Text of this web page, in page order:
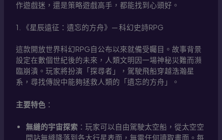
作遊戲迷，還是策略遊戲高手，都能找到心頭好。
1. 《星辰遠征：遺忘的方舟》— 科幻史詩RPG
這款開放世界科幻RPG自公布以來就備受矚目。故事背景
設定在數個世紀後的未來，人類文明因一場神秘災難而瀕
臨崩潰。玩家將扮演「探尋者」，駕駛飛船穿越浩瀚星
系，尋找傳說中能夠拯救人類的「遺忘的方舟」。
主要特色：
無縫的宇宙探索：玩家可以自由駕駛太空船，從太空空
間站無縫降落到各大行星表面，無需任何讀取畫面。每